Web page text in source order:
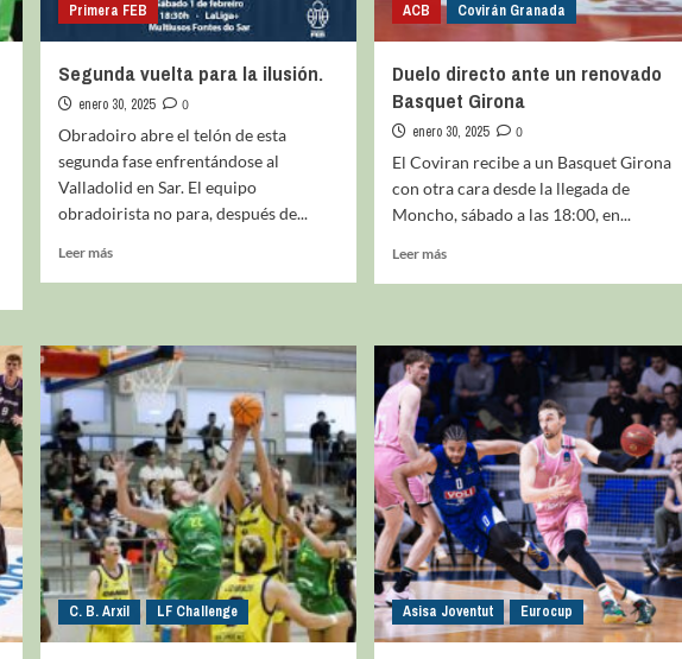
Primera FEB
Segunda vuelta para la ilusión.
enero 30, 2025
0
Obradoiro abre el telón de esta
segunda fase enfrentándose al
Valladolid en Sar. El equipo
obradoirista no para, después de...
Leer más
ACB Covirán Granada
Duelo directo ante un renovado
Basquet Girona
enero 30, 2025
0
El Coviran recibe a un Basquet Girona
con otra cara desde la llegada de
Moncho, sábado a las 18:00, en...
Leer más
C. B. Arxil LF Challenge Asisa Joventut Eurocup